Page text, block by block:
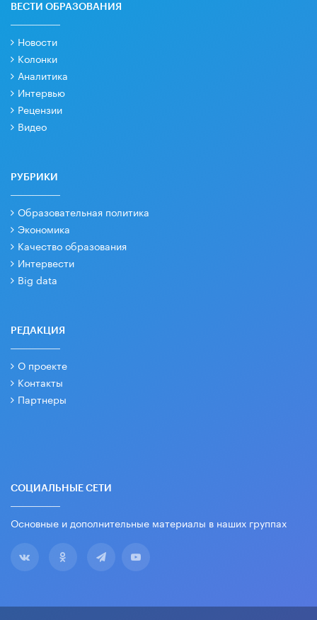
ВЕСТИ ОБРАЗОВАНИЯ
Новости
Колонки
Аналитика
Интервью
Рецензии
Видео
РУБРИКИ
Образовательная политика
Экономика
Качество образования
Интервести
Big data
РЕДАКЦИЯ
О проекте
Контакты
Партнеры
СОЦИАЛЬНЫЕ СЕТИ
Основные и дополнительные материалы в наших группах